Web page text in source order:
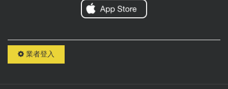
業者登入